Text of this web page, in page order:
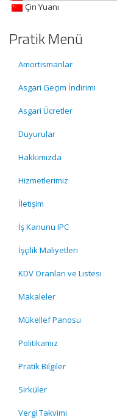
Çin Yuanı
Pratik Menü
Amortismanlar
Asgari Geçim İndirimi
Asgari Ücretler
Duyurular
Hakkımızda
Hizmetlerimiz
İletişim
İş Kanunu IPC
İşçilik Maliyetleri
KDV Oranları ve Listesi
Makaleler
Mükellef Panosu
Politikamız
Pratik Bilgiler
Sirküler
Vergi Takvimi